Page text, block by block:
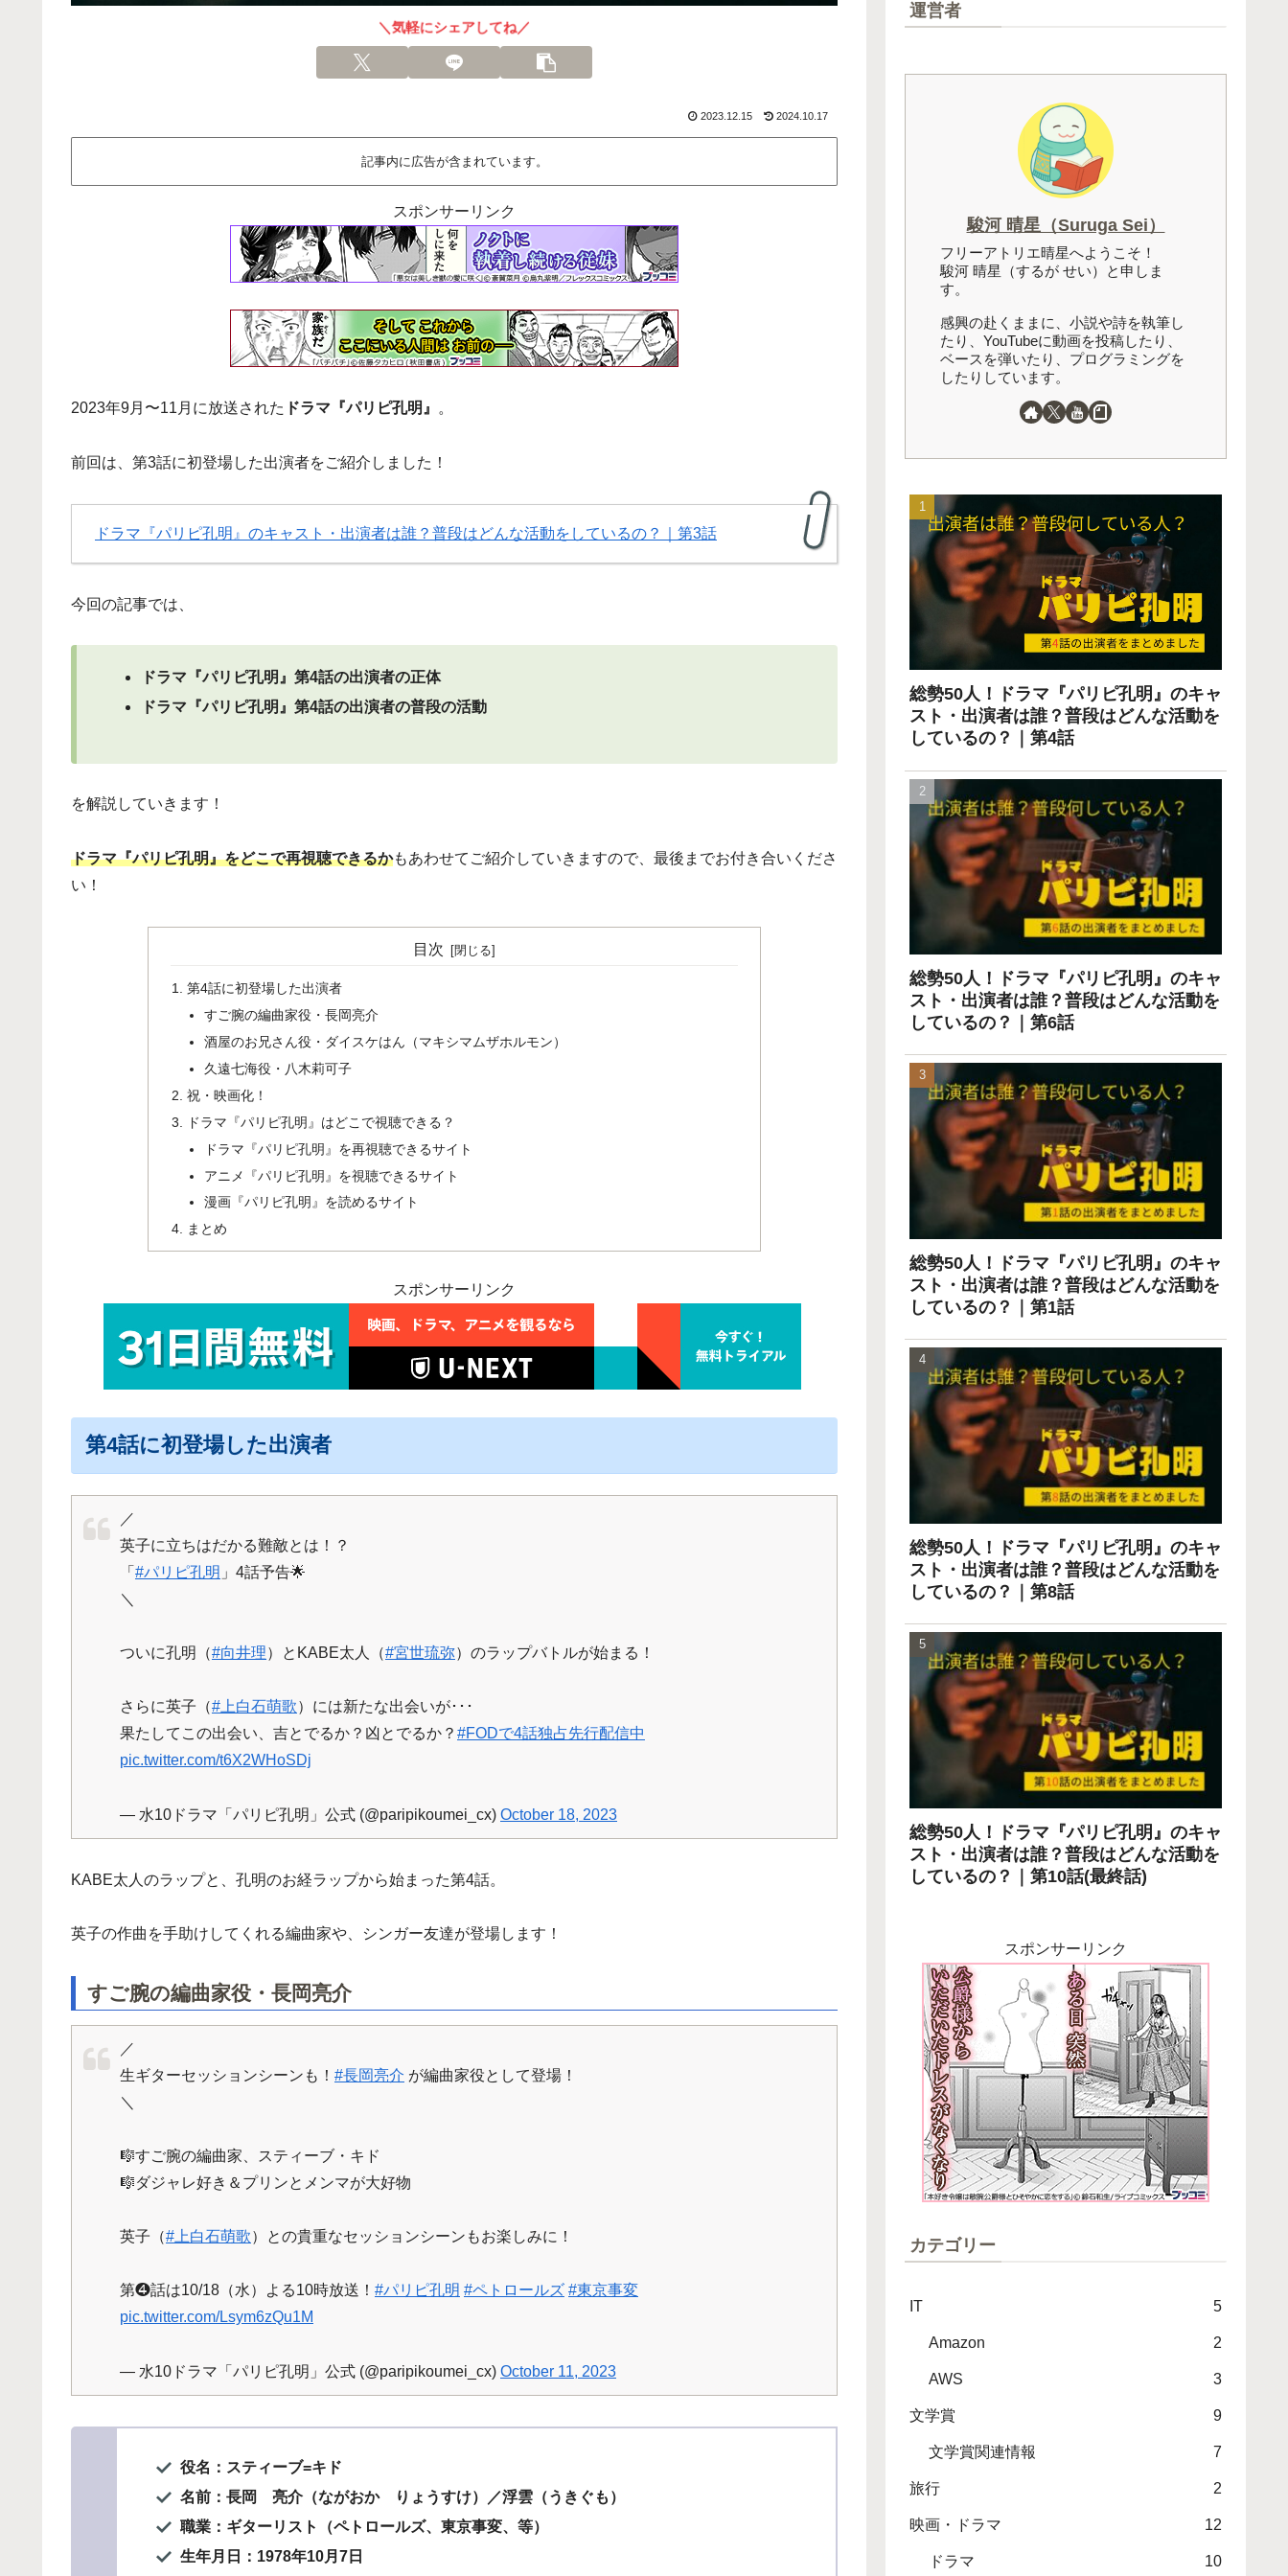
＼気軽にシェアしてね／
2023.12.15 2024.10.17
記事内に広告が含まれています。
スポンサーリンク
2023年9月〜11月に放送された ドラマ『パリピ孔明』 。
前回は、第3話に初登場した出演者をご紹介しました！
ドラマ『パリピ孔明』のキャスト・出演者は誰？普段はどんな活動をしているの？｜第3話
今回の記事では、
ドラマ『パリピ孔明』第4話の出演者の正体
ドラマ『パリピ孔明』第4話の出演者の普段の活動
を解説していきます！
ドラマ『パリピ孔明』をどこで再視聴できるかもあわせてご紹介していきますので、最後までお付き合いくださ
い！
目次
第4話に初登場した出演者
すご腕の編曲家役・長岡亮介
酒屋のお兄さん役・ダイスケはん（マキシマムザホルモン）
久遠七海役・八木莉可子
祝・映画化！
ドラマ『パリピ孔明』はどこで視聴できる？
ドラマ『パリピ孔明』を再視聴できるサイト
アニメ『パリピ孔明』を視聴できるサイト
漫画『パリピ孔明』を読めるサイト
まとめ
スポンサーリンク
第4話に初登場した出演者
／
英子に立ちはだかる難敵とは！？
「 #パリピ孔明 」4話予告🌟
＼
ついに孔明（#向井理）とKABE太人（#宮世琉弥）のラップバトルが始まる！
さらに英子（#上白石萌歌）には新たな出会いが･･･
果たしてこの出会い、吉とでるか？凶とでるか？ #FODで4話独占先行配信中
pic.twitter.com/t6X2WHoSDj
— 水10ドラマ「パリピ孔明」公式 (@paripikoumei_cx) October 18, 2023
KABE太人のラップと、孔明のお経ラップから始まった第4話。
英子の作曲を手助けしてくれる編曲家や、シンガー友達が登場します！
すご腕の編曲家役・長岡亮介
／
生ギターセッションシーンも！ #長岡亮介 が編曲家役として登場！
＼
🎼すご腕の編曲家、スティーブ・キド
🎼ダジャレ好き＆プリンとメンマが大好物
英子（#上白石萌歌）との貴重なセッションシーンもお楽しみに！
第❹話は10/18（水）よる10時放送！ #パリピ孔明 #ペトロールズ #東京事変
pic.twitter.com/Lsym6zQu1M
— 水10ドラマ「パリピ孔明」公式 (@paripikoumei_cx) October 11, 2023
役名： スティーブ=キド
名前：長岡 亮介（ながおか りょうすけ）／浮雲（うきぐも）
職業：ギターリスト（ペトロールズ、東京事変、等）
生年月日：1978年10月7日
運営者
駿河 晴星（Suruga Sei）
フリーアトリエ晴星へようこそ！
駿河 晴星（するが せい）と申しま
す。
感興の赴くままに、小説や詩を執筆し
たり、YouTubeに動画を投稿したり、
ベースを弾いたり、プログラミングを
したりしています。
総勢50人！ドラマ『パリピ孔明』のキャ
スト・出演者は誰？普段はどんな活動を
しているの？｜第4話
総勢50人！ドラマ『パリピ孔明』のキャ
スト・出演者は誰？普段はどんな活動を
しているの？｜第6話
総勢50人！ドラマ『パリピ孔明』のキャ
スト・出演者は誰？普段はどんな活動を
しているの？｜第1話
総勢50人！ドラマ『パリピ孔明』のキャ
スト・出演者は誰？普段はどんな活動を
しているの？｜第8話
総勢50人！ドラマ『パリピ孔明』のキャ
スト・出演者は誰？普段はどんな活動を
しているの？｜第10話(最終話)
スポンサーリンク
カテゴリー
IT 5
Amazon 2
AWS 3
文学賞 9
文学賞関連情報 7
旅行 2
映画・ドラマ 12
ドラマ 10